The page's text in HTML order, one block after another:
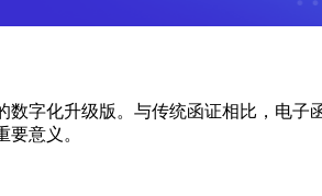
字化升级版。与传统函证相比，电
意义。